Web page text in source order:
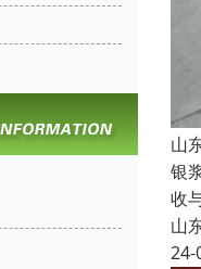
山
银
收
山
24-